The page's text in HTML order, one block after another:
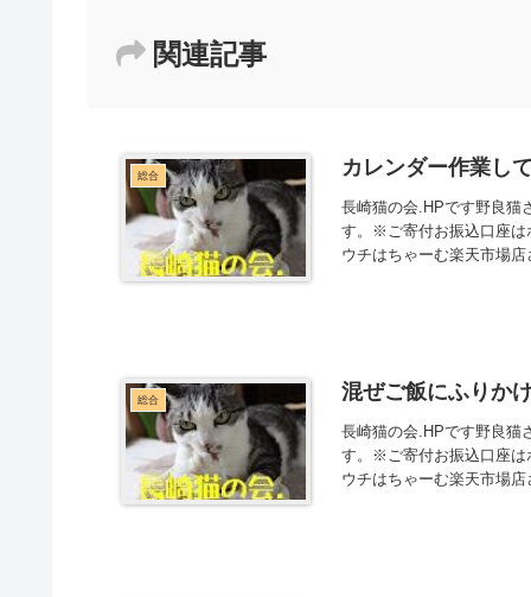
関連記事
総合 カレンダー作業し
長崎猫の会.HPです野良猫
す。※ご寄付お振込口座は
ウチはちゃーむ楽天市場
総合 混ぜご飯にふりか
長崎猫の会.HPです野良猫
す。※ご寄付お振込口座は
ウチはちゃーむ楽天市場